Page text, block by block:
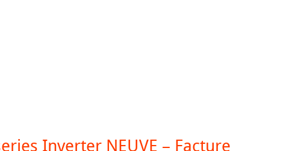
Inverter NEUVE – Facture